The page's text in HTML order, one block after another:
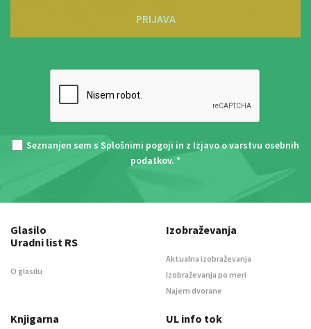
PRIJAVA
Seznanjen sem s Splošnimi pogoji in z Izjavo o varstvu osebnih
podatkov. *
Glasilo
Uradni list RS
O glasilu
Izobraževanja
Aktualna izobraževanja
Izobraževanja po meri
Najem dvorane
Knjigarna UL info tok